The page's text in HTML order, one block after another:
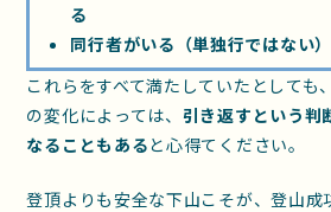
る
同行者がいる（単独行ではない）
これらをすべて満たしていたとしても
の変化によっては、 引き返すという判
なることもあると心得てください。
登頂よりも安全な下山こそが、登山成